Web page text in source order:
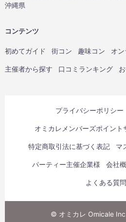
沖縄県
コンテンツ
初めてガイド 街コン 趣味コン オ
主催者から探す 口コミランキング
プライバシーポリシー
オミカレメンバーズポイント
特定商取引法に基づく表記 マ
パーティー主催企業様 会社
よくある質問
© オミカレ Omicale